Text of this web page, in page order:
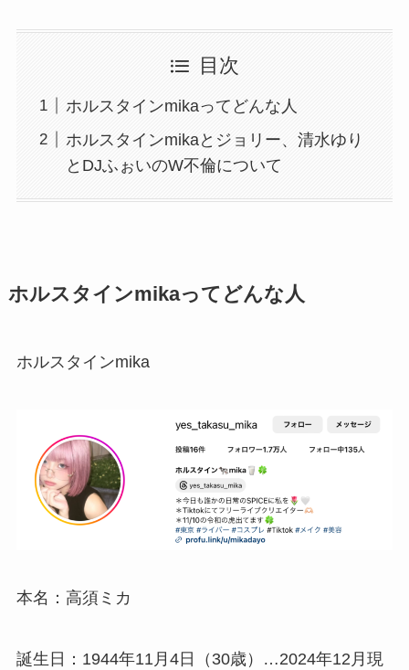
目次
ホルスタインmikaってどんな人
ホルスタインmikaとジョリー、清水ゆり
とDJふぉいのW不倫について
ホルスタインmikaってどんな人
ホルスタインmika
本名：高須ミカ
誕生日：1944年11月4日（30歳）…2024年12月現